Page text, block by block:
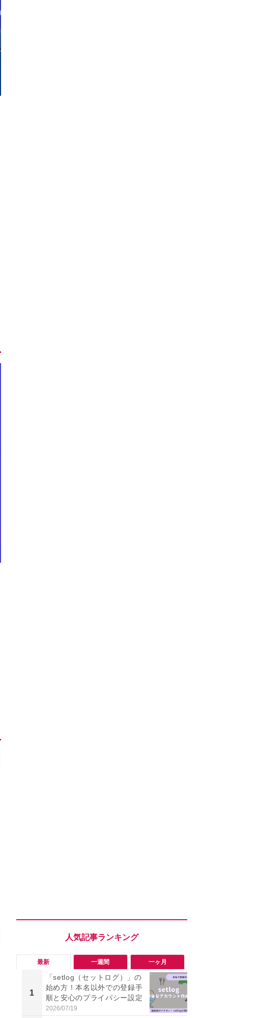
最新 一週間 一ヶ月
1
「setlog（セットログ）」の
始め方！本名以外での登録手
順と安心のプライバシー設定
2026/07/19